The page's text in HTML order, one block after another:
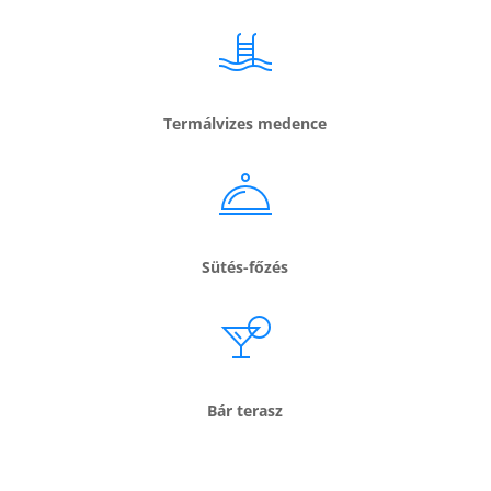
Termálvizes medence
Sütés-főzés
Bár terasz